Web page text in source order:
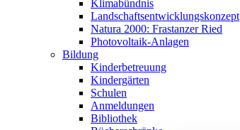
Klimabündnis
Landschaftsentwicklungskonzept
Natura 2000: Frastanzer Ried
Photovoltaik-Anlagen
Bildung
Kinderbetreuung
Kindergärten
Schulen
Anmeldungen
Bibliothek